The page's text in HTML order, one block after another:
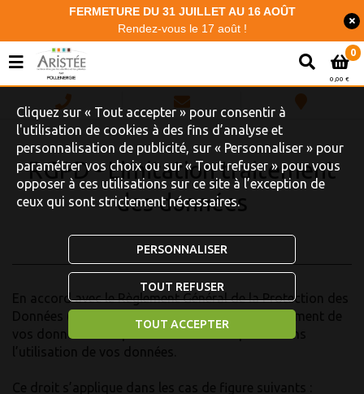
FERMETURE DU 31 JUILLET AU 16 AOÛT
Rendez-vous le 17 août !
0
0,00 €
RGPD - Limitation traitement
des données
En accord avec le Règlement Général de la Protection des
Données (RGPD), le droit à la limitation du traitement de
vos données vous permet de faire une pause dans
Cliquez sur « Tout accepter » pour consentir à
l'utilisation de cookies à des fins d’analyse et
personnalisation de publicité, sur « Personnaliser » pour
paramétrer vos choix ou sur « Tout refuser » pour vous
opposer à ces utilisations sur ce site à l’exception de
ceux qui sont strictement nécessaires.
PERSONNALISER
TOUT REFUSER
TOUT ACCEPTER